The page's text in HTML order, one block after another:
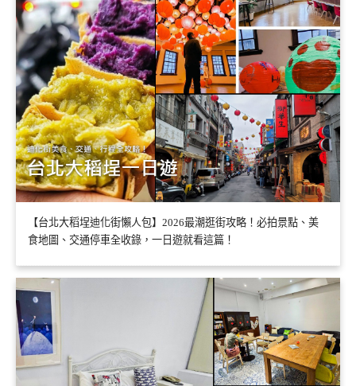
【台北大稻埕迪化街懶人包】2026最潮逛街攻略！必拍景點、美
食地圖、交通停車全收錄，一日遊就看這篇！